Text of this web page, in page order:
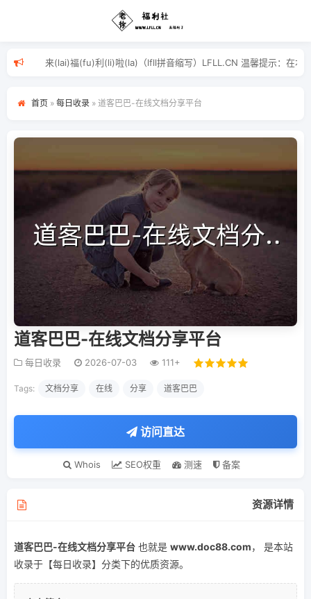
来(lai)福(fu)利(li)啦(la)（lfll拼音缩写）LFLL.CN 温馨提示：在本
首页 » 每日收录 » 道客巴巴-在线文档分享平台
道客巴巴-在线文档分享平台
每日收录 2026-07-03 111+
Tags: 文档分享 在线 分享 道客巴巴
访问直达
Whois SEO权重 测速 备案
资源详情
道客巴巴-在线文档分享平台 也就是 www.doc88.com， 是本站
收录于【每日收录】分类下的优质资源。